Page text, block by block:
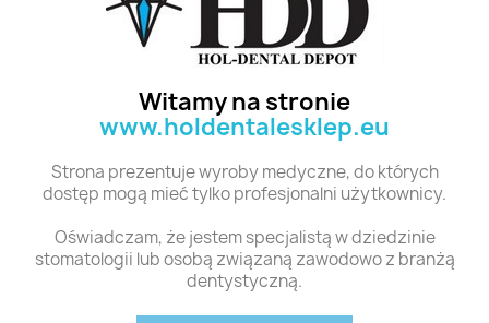
Witamy na stronie
www.holdentalesklep.eu
Strona prezentuje wyroby medyczne, do których
dostęp mogą mieć tylko profesjonalni użytkownicy.
Oświadczam, że jestem specjalistą w dziedzinie
stomatologii lub osobą związaną zawodowo z branżą
dentystyczną.
Szybki podgląd VERTEX SC 10 1000G WYRÓB MEDYCZNY Szybki podgląd
VERTEX SC 10 500G